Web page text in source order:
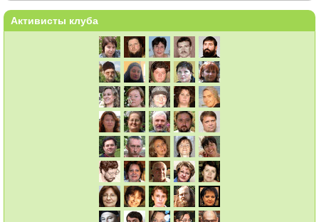
Активисты клуба